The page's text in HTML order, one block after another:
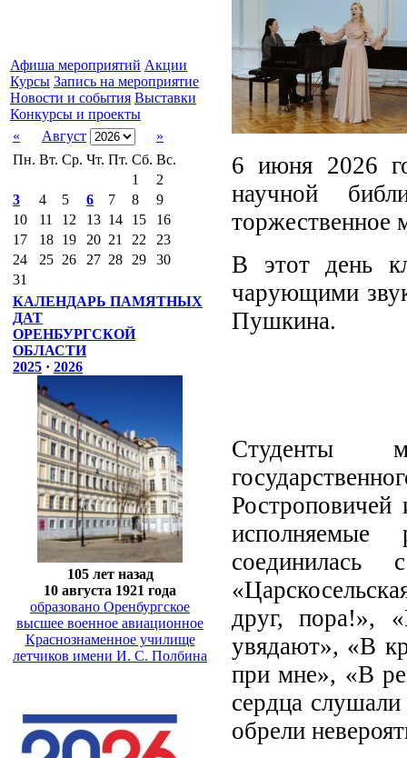
Афиша мероприятий Акции
Курсы Запись на мероприятие
Новости и события Выставки
Конкурсы и проекты
«
Август
»
Пн. Вт. Ср. Чт. Пт. Сб. Вс.
1
2
3
4 5 6 7 8
9
10
11 12 13 14 15
16
17
18 19 20 21 22
23
24
25 26 27 28 29
30
31
КАЛЕНДАРЬ ПАМЯТНЫХ
ДАТ
ОРЕНБУРГСКОЙ
ОБЛАСТИ
2025 · 2026
105 лет назад
10 августа 1921 года
образовано Оренбургское
высшее военное авиационное
Краснознаменное училище
летчиков имени И. С. Полбина
6 июня 2026
научной
торжественное
В этот день
чарующими
Пушкина.
Студенты
друг, пора!»,
увядают», «В
при мне», «В
сердца
обрели